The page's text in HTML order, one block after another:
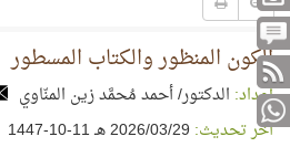
الكون المنظور والكتاب المسطور
إعداد: الدكتور/ أحمد مُحمَّد زين المنّاوي
آخر تحديث: 29‏/03‏/2026 هـ 11-10-1447